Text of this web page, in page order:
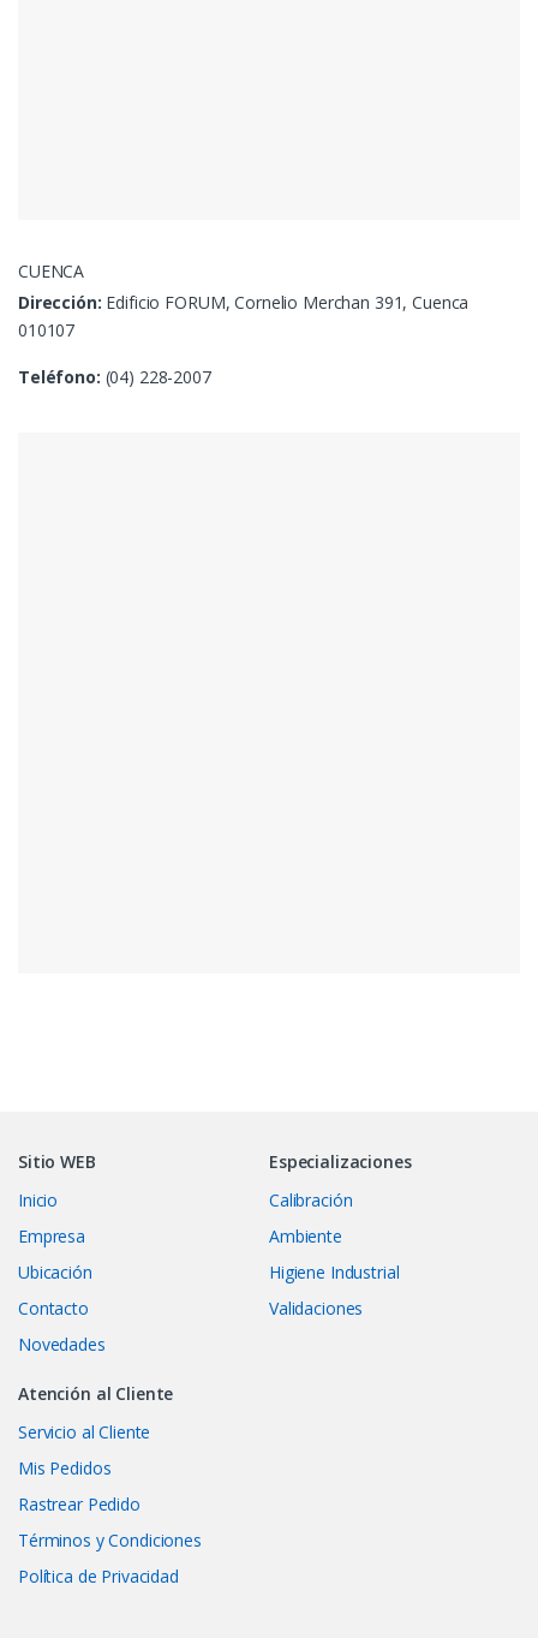
CUENCA
Dirección: Edificio FORUM, Cornelio Merchan 391, Cuenca
010107
Teléfono: (04) 228-2007
Sitio WEB
Inicio
Empresa
Ubicación
Contacto
Novedades
Especializaciones
Calibración
Ambiente
Higiene Industrial
Validaciones
Atención al Cliente
Servicio al Cliente
Mis Pedidos
Rastrear Pedido
Términos y Condiciones
Política de Privacidad